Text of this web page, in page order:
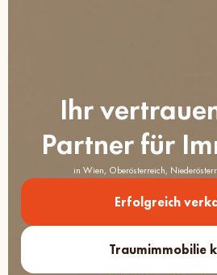
Ihr
Partner für
in Wien, Oberösterreich,
Erfolgreich
Traumimmobilie